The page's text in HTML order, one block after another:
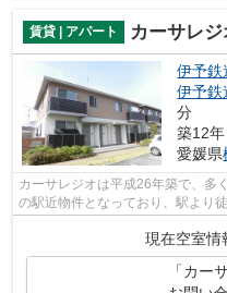
賃貸 | アパート カーサレジ
伊予鉄
伊予鉄
分
築12年
愛媛県
カーサレジオは平成26年築で、多
の駅近物件となっており、駅より
変えやすいコンパクトな間取りの
現在空室情
「カー